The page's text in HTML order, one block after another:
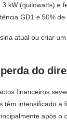
kW (quilowatts) e
GD1 e 50% de
atual ou criar
do
financeiros
têm intensificado a
após o